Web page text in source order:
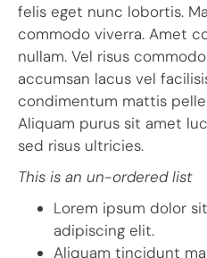
felis eget nunc lobortis.
commodo viverra. Amet
nullam. Vel risus
accumsan lacus vel
condimentum mattis
Aliquam purus sit amet
sed risus ultricies.
This is an un-ordered list
Lorem ipsum dolor
adipiscing elit.
Aliquam tincidunt